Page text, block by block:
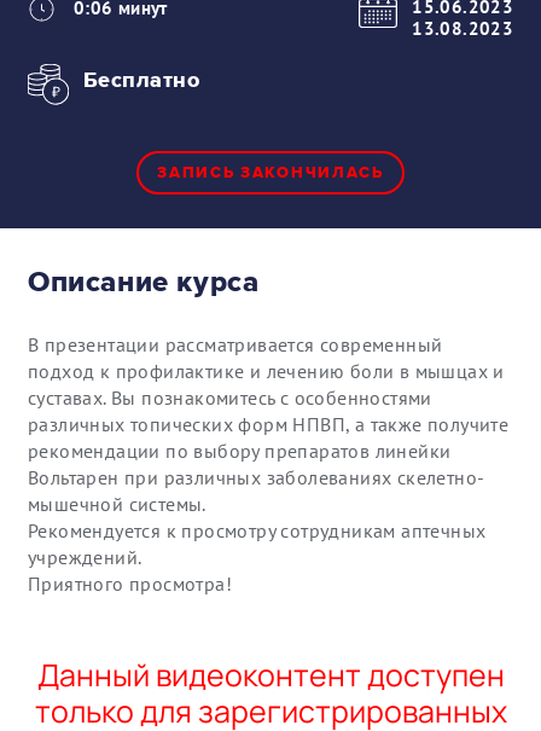
0:06 минут
15.06.2023
13.08.2023
Бесплатно
ЗАПИСЬ ЗАКОНЧИЛАСЬ
Описание курса
В презентации рассматривается современный
подход к профилактике и лечению боли в мышцах и
суставах. Вы познакомитесь с особенностями
различных топических форм НПВП, а также получите
рекомендации по выбору препаратов линейки
Вольтарен при различных заболеваниях скелетно-
мышечной системы.
Рекомендуется к просмотру сотрудникам аптечных
учреждений.
Приятного просмотра!
Данный видеоконтент доступен
только для зарегистрированных